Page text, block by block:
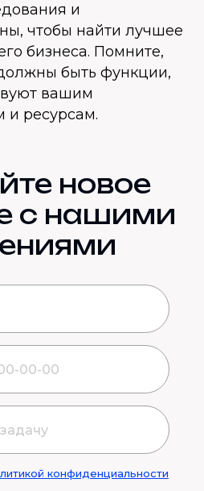
и
чтобы найти лучшее
бизнеса. Помните,
быть функции,
вашим
и ресурсам.
новое
с нашими
конфиденциальности